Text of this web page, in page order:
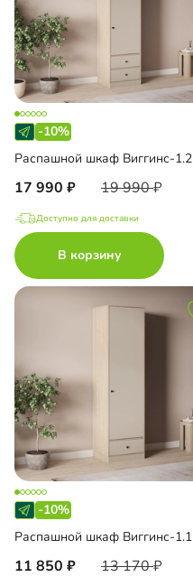
-10%
17 990 19 990
Доступно для доставки
В корзину
-10%
Распашной шкаф Виггинс-1.1
11 850 13 170